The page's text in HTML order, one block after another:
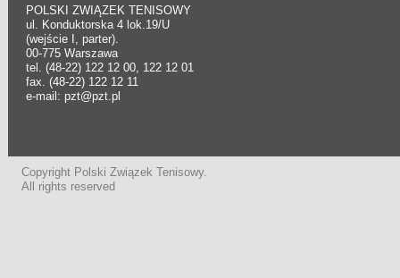
POLSKI ZWIĄZEK TENISOWY
ul. Konduktorska 4 lok.19/U
(wejście I, parter).
00-775 Warszawa
tel. (48-22) 122 12 00, 122 12 01
fax. (48-22) 122 12 11
e-mail: pzt@pzt.pl
Copyright Polski Związek Tenisowy.
All rights reserved